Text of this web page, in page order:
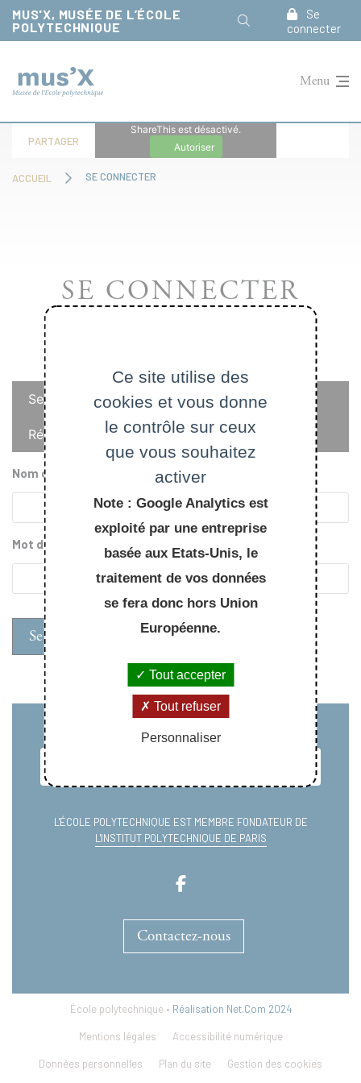
MUS'X, MUSÉE DE L’ÉCOLE
POLYTECHNIQUE
Se
connecter
Menu
ACCUEIL SE CONNECTER
PARTAGER
ShareThis est désactivé.
Autoriser
SE CONNECTER
Onglets
principaux
Se connecter
Réinitialiser votre mot de passe
Nom d'utilisateur
Mot de passe
L'ÉCOLE POLYTECHNIQUE EST MEMBRE FONDATEUR DE
L'INSTITUT POLYTECHNIQUE DE PARIS
Contactez-nous
École polytechnique • Réalisation Net.Com 2024
Mentions légales Accessibilité numérique
Données personnelles Plan du site Gestion des cookies
Panneau de gestion des cookies
Ce site utilise des
cookies et vous donne
le contrôle sur ceux
que vous souhaitez
activer
Note : Google Analytics est
exploité par une entreprise
basée aux Etats-Unis, le
traitement de vos données
se fera donc hors Union
Européenne.
Tout accepter
Tout refuser
Personnaliser